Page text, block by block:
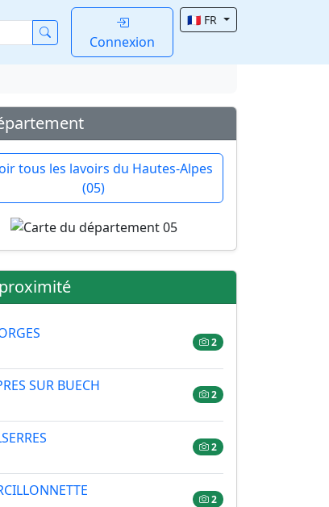
Connexion
🇫🇷 FR
tous les lavoirs du Hautes-Alpes
(05)
2
SUR BUECH
2
2
2